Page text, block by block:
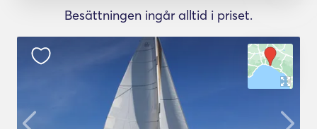
Besättningen ingår alltid i priset.